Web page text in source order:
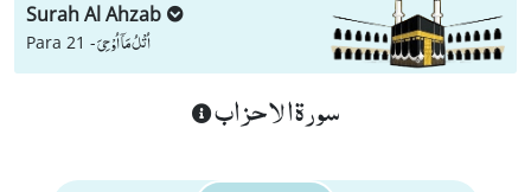
Surah Al Ahzab
Para 21 -اُتْلُ مَاۤ اُوْحِیَ
سورة الاحزاب